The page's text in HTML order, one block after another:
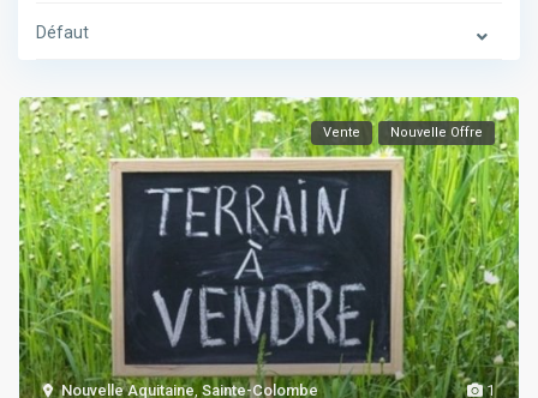
Défaut
1
Nouvelle Aquitaine ,Sainte-Colombe
Vente Nouvelle Offre